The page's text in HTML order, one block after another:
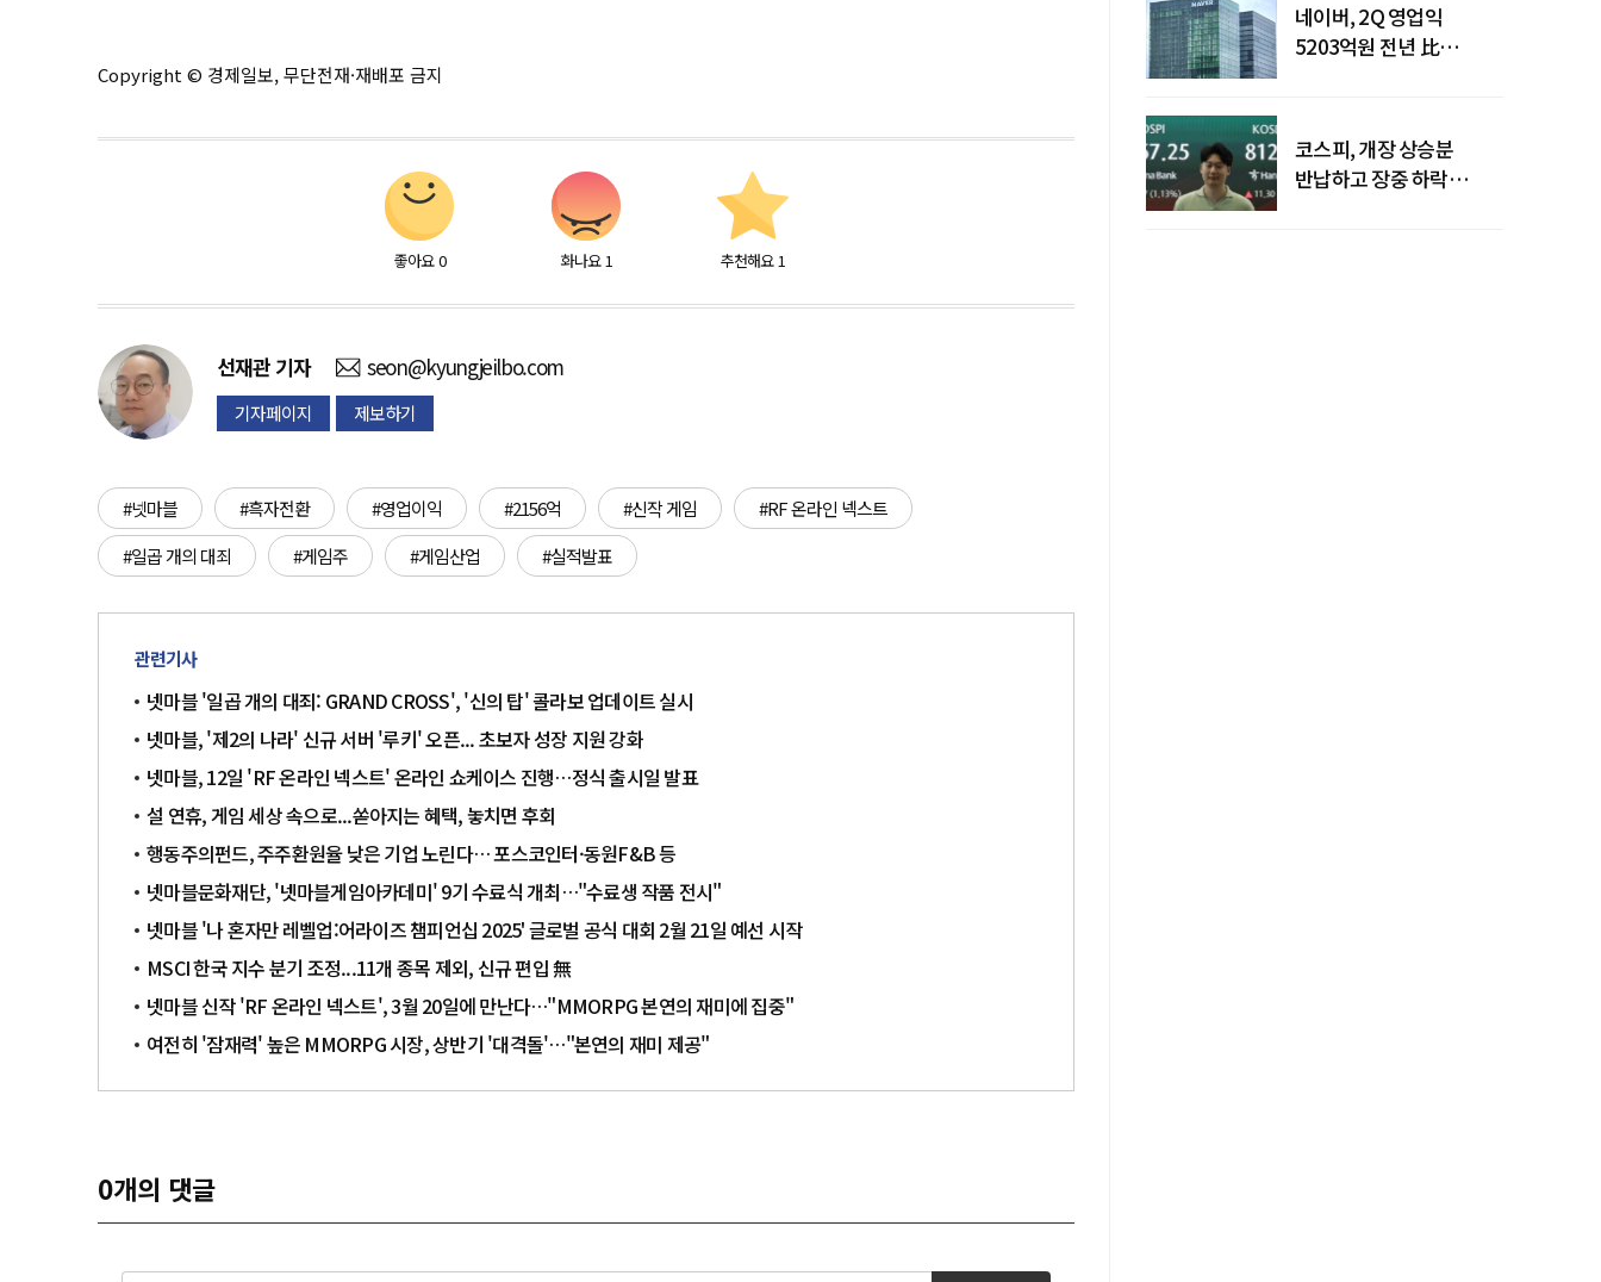
Copyright © 경제일보, 무단전재·재배포 금지
좋아요 0 화나요 1 추천해요 1
선재관 기자 seon@kyungjeilbo.com
기자페이지 제보하기
#넷마블 #흑자전환 #영업이익 #2156억 #신작 게임
#RF 온라인 넥스트
#일곱 개의 대죄
#게임주 #게임산업 #실적발표
관련기사
넷마블 '일곱 개의 대죄: GRAND CROSS', '신의 탑' 콜라보 업데이트 실시
넷마블, '제2의 나라' 신규 서버 '루키' 오픈... 초보자 성장 지원 강화
넷마블, 12일 'RF 온라인 넥스트' 온라인 쇼케이스 진행…정식 출시일 발표
설 연휴, 게임 세상 속으로...쏟아지는 혜택, 놓치면 후회
행동주의펀드, 주주환원율 낮은 기업 노린다… 포스코인터·동원F&B 등
넷마블문화재단, '넷마블게임아카데미' 9기 수료식 개최…"수료생 작품 전시"
넷마블 '나 혼자만 레벨업:어라이즈 챔피언십 2025' 글로벌 공식 대회 2월 21일 예선 시작
MSCI 한국 지수 분기 조정...11개 종목 제외, 신규 편입 無
넷마블 신작 'RF 온라인 넥스트', 3월 20일에 만난다…"MMORPG 본연의 재미에 집중"
여전히 '잠재력' 높은 MMORPG 시장, 상반기 '대격돌'…"본연의 재미 제공"
0개의 댓글
네이버, 2Q 영업익
5203억원 전년 比
코스피, 개장 상승분
반납하고 장중 하락